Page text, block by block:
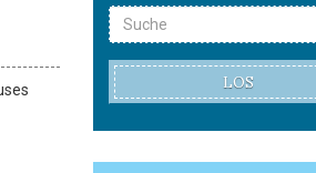
LOS